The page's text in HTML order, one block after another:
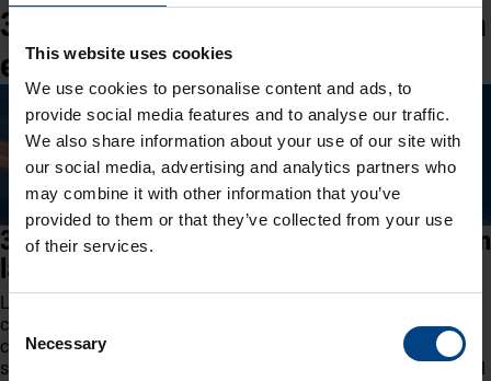
This website uses cookies
We use cookies to personalise content and ads, to
provide social media features and to analyse our traffic.
We also share information about your use of our site with
our social media, advertising and analytics partners who
may combine it with other information that you’ve
provided to them or that they’ve collected from your use
of their services.
Consent
Selection
Necessary
3. Precisión horaria y sincronización
en el control del tráfico aéreo
3.1 Influencia de la sincronización horaria en
la seguridad del espacio aéreo
La sincronización horaria permite una navegación y
comunicación precisas entre las aeronaves y las torres de
control y minimiza el riesgo de colisiones. Los relojes
sincronizados con precisión permiten a los sistemas de control